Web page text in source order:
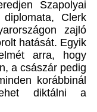
Szapolyai
Clerk
zajló
hatását. Egyik
arra, hogy
a császár pedig
korábbinál
diktálni a